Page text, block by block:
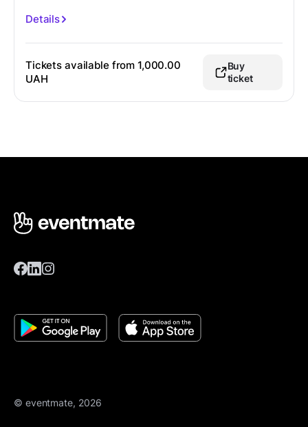
Details
Tickets available from1,000.00
UAH
Buy
ticket
© eventmate, 2026